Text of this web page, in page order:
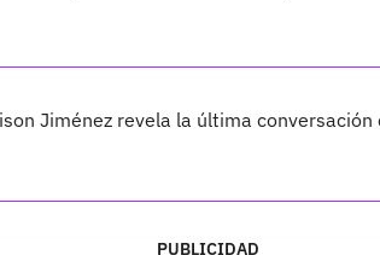
Jiménez revela la última
PUBLICIDAD